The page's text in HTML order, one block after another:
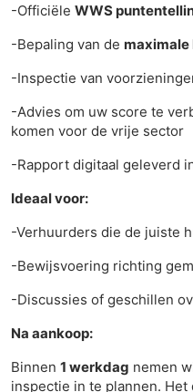
-Officiële WWS
-Bepaling van de maximale
-Inspectie van
-Advies om uw score te
komen voor de vrije sector
-Rapport digitaal geleverd
Ideaal voor:
-Verhuurders die de juiste
-Bewijsvoering richting
-Discussies of geschillen
Na aankoop:
Binnen 1 werkdag nemen
inspectie in te plannen.